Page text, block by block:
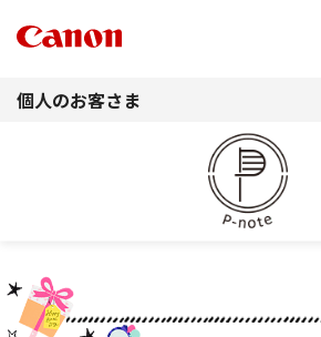
個人のお客さま